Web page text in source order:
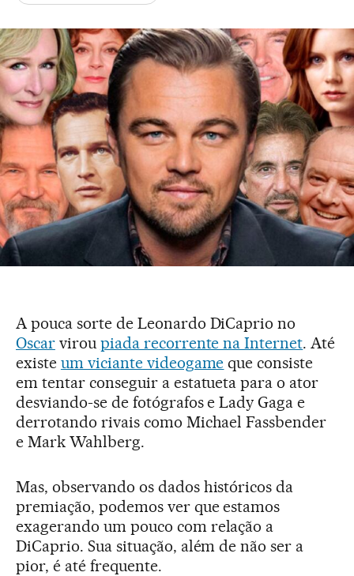
A pouca sorte de Leonardo DiCaprio no
Oscarvirou piada recorrente na Internet. Até
existe um viciante videogame que consiste
em tentar conseguir a estatueta para o ator
desviando-se de fotógrafos e Lady Gaga e
derrotando rivais como Michael Fassbender
e Mark Wahlberg.
Mas, observando os dados históricos da
premiação, podemos ver que estamos
exagerando um pouco com relação a
DiCaprio. Sua situação, além de não ser a
pior, é até frequente.